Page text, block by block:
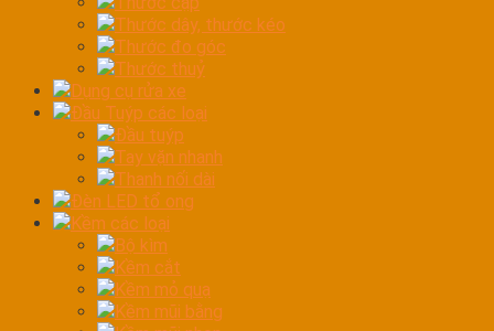
Thước dây, thước kéo
Thước đo góc
Thước thuỷ
Dụng cụ rửa xe
Đầu Tuýp các loại
Đầu tuýp
Tay vặn nhanh
Thanh nối dài
Đèn LED tổ ong
Kềm các loại
Bộ kìm
Kềm cắt
Kềm mỏ quạ
Kềm mũi bằng